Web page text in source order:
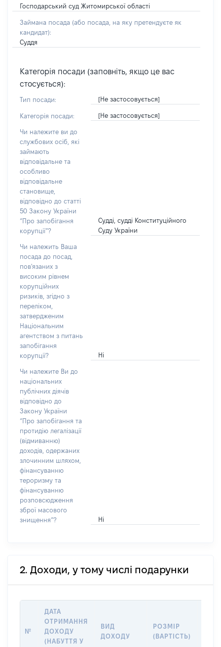
Господарський суд Житомирської області
Займана посада (або посада, на яку претендуєте як
кандидат):
Суддя
Категорія посади (заповніть, якщо це вас
стосується):
Тип посади: [Не застосовується]
Категорія посади: [Не застосовується]
Чи належите ви до
службових осіб, які
займають
відповідальне та
особливо
відповідальне
становище,
відповідно до статті
50 Закону України
“Про запобігання
корупції”?
Судді, судді Конституційного
Суду України
Чи належить Ваша
посада до посад,
пов'язаних з
високим рівнем
корупційних
ризиків, згідно з
переліком,
затвердженим
Національним
агентством з питань
запобігання
корупції?
Ні
Чи належите Ви до
національних
публічних діячів
відповідно до
Закону України
“Про запобігання та
протидію легалізації
(відмиванню)
доходів, одержаних
злочинним шляхом,
фінансуванню
тероризму та
фінансуванню
розповсюдження
зброї масового
знищення”?
Ні
2. Доходи, у тому числі подарунки
№
ДАТА
ОТРИМАННЯ
ДОХОДУ
(НАБУТТЯ У
ВИД
ДОХОДУ
РОЗМІР
(ВАРТІСТЬ)